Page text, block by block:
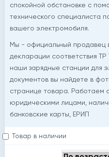
спокойной обстановке с
технического специалиста
вашего электромобиля.
Мы - официальный продавец
декларации соответствия
наши зарядные станции для
документов вы найдете в
странице товара. Работаем
юридическими лицами,
банковские карты, ЕРИП
Товар в наличии